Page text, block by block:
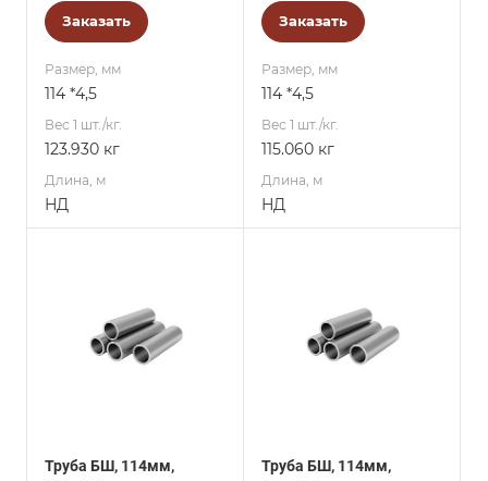
Заказать
Размер, мм
114 *4,5
Вес 1 шт./кг.
123.930 кг
Длина, м
НД
Заказать
Размер, мм
114 *4,5
Вес 1 шт./кг.
115.060 кг
Длина, м
НД
Труба БШ, 114мм,
Труба БШ, 114мм,